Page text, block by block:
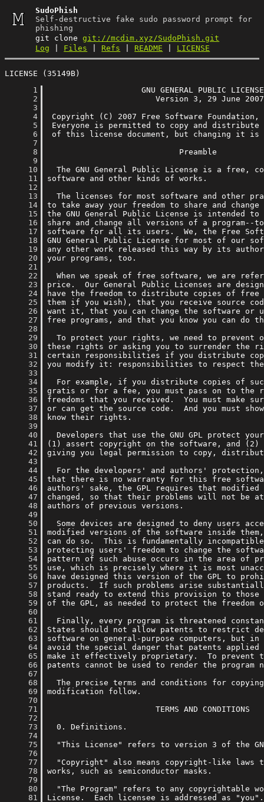
SudoPhish
Self-destructive fake sudo password prompt for
phishing
git clonegit://mcdim.xyz/SudoPhish.git
Log
Files Refs README LICENSE
LICENSE (35149B)
      1
      2
      3
      4
      5
      6
      7
      8
      9
     10
     11
     12
     13
     14
     15
     16
     17
     18
     19
     20
     21
     22
     23
     24
     25
     26
     27
     28
     29
     30
     31
     32
     33
     34
     35
     36
     37
     38
     39
     40
     41
     42
     43
     44
     45
     46
     47
     48
     49
     50
     51
     52
     53
     54
     55
     56
     57
     58
     59
     60
     61
     62
     63
     64
     65
     66
     67
     68
     69
     70
     71
     72
     73
     74
     75
     76
     77
     78
     79
     80
     81